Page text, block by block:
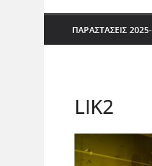
ΠΑΡΑΣΤΆΣΕΙΣ
LIK2